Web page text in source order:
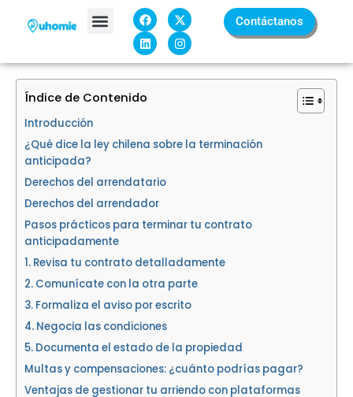
F
a
c
e
b
o
o
k
X
-
t
w
i
t
t
L
i
n
k
e
d
i
n
I
n
s
t
a
g
r
Contáctanos
Índice de Contenido
Introducción
¿Qué dice la ley chilena sobre la terminación
anticipada?
Derechos del arrendatario
Derechos del arrendador
Pasos prácticos para terminar tu contrato
anticipadamente
1. Revisa tu contrato detalladamente
2. Comunícate con la otra parte
3. Formaliza el aviso por escrito
4. Negocia las condiciones
5. Documenta el estado de la propiedad
Multas y compensaciones: ¿cuánto podrías pagar?
Ventajas de gestionar tu arriendo con plataformas